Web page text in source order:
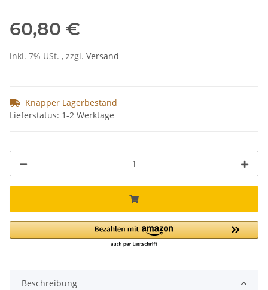
60,80 €
inkl. 7% USt. , zzgl. Versand
Knapper Lagerbestand
Lieferstatus: 1-2 Werktage
Beschreibung